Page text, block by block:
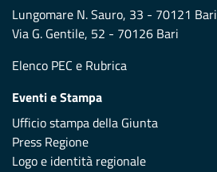
Lungomare N. Sauro, 33 - 70121 Bari
Via G. Gentile, 52 - 70126 Bari
Elenco PEC e Rubrica
Eventi e Stampa
Ufficio stampa della Giunta
Press Regione
Logo e identità regionale